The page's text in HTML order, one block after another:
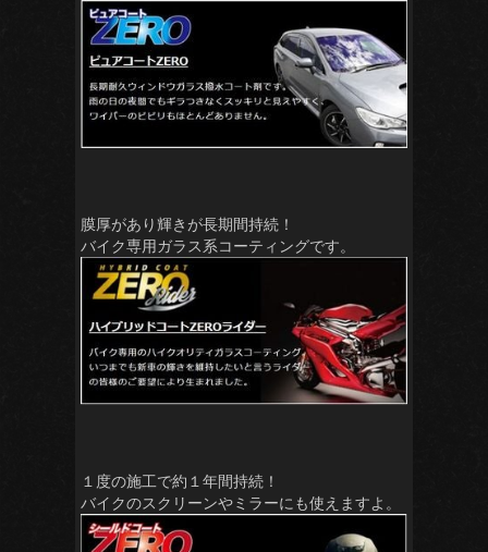
膜厚があり輝きが長期間持続！
バイク専用ガラス系コーティングです。
１度の施工で約１年間持続！
バイクのスクリーンやミラーにも使えますよ。